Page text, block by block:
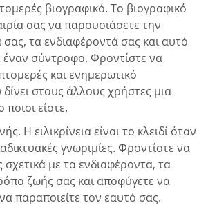
βιογραφικό. Το βιογραφικό
σας να παρουσιάσετε την
τα ενδιαφέροντά σας και αυτό
σύντροφο. Φροντίστε να
και ενημερωτικό
στους άλλους χρήστες μια
ποιοι είστε.
Η ειλικρίνεια είναι το κλειδί όταν
γνωριμίες. Φροντίστε να
σχετικά με τα ενδιαφέροντα, τα
ζωής σας και αποφύγετε να
παραποιείτε τον εαυτό σας.